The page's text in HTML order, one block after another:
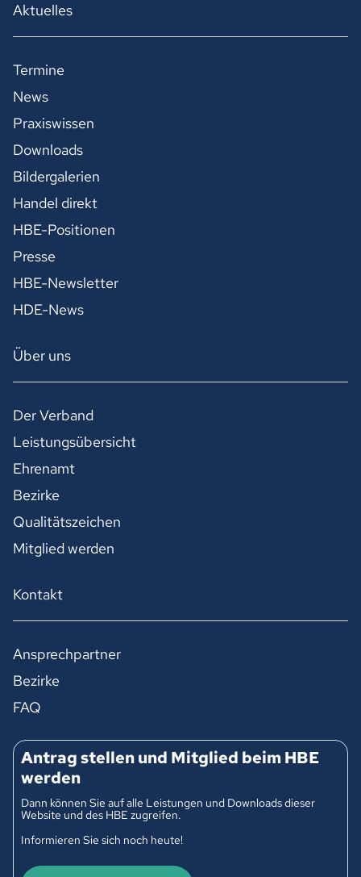
Aktuelles
Termine
News
Praxiswissen
Downloads
Bildergalerien
Handel direkt
HBE-Positionen
Presse
HBE-Newsletter
HDE-News
Über uns
Der Verband
Leistungsübersicht
Ehrenamt
Bezirke
Qualitätszeichen
Mitglied werden
Kontakt
Ansprechpartner
Bezirke
FAQ
Antrag stellen und Mitglied beim HBE
werden
Dann können Sie auf alle Leistungen und Downloads dieser
Website und des HBE zugreifen.
Informieren Sie sich noch heute!